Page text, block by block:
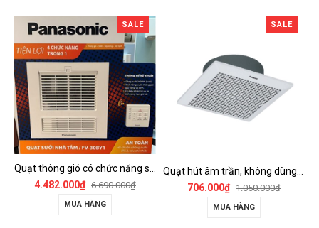
SALE
4.482.000₫ 6.690.000₫
MUA HÀNG
SALE
Quạt hút âm trần, không dùng ống dẫn Panasonic - FV-25TGU6
706.000₫ 1.050.000₫
MUA HÀNG